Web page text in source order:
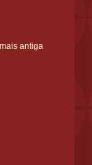
antiga